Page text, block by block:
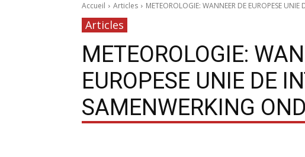
Accueil Articles METEOROLOGIE: WANNEER DE EUROPESE
Articles
METEOROLOGIE:
EUROPESE UNIE DE
SAMENWERKING